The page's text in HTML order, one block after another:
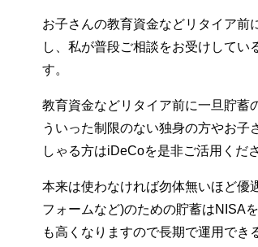
お子さんの教育資金などリタイア前
し、私が普段ご相談をお受けしてい
す。
教育資金などリタイア前に一旦貯蓄
ういった制限のない独身の方やお
しゃる方はiDeCoを是非ご活用くださ
本来は使わなければ勿体無いほど優
フォームなど)のための貯蓄はNISA
も高くなりますので長期で運用でき